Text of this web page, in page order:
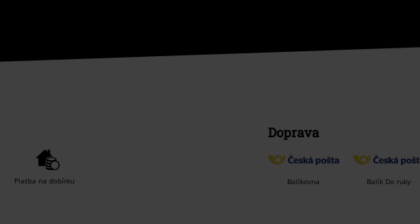
Platba na dobírku
Doprava
Balíkovna Balík Do ruky